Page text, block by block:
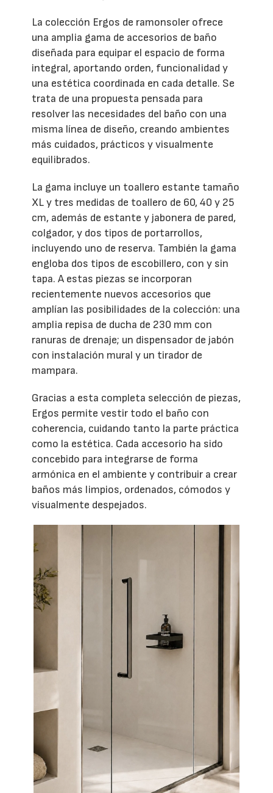
La colección Ergos de ramonsoler ofrece
una amplia gama de accesorios de baño
diseñada para equipar el espacio de forma
integral, aportando orden, funcionalidad y
una estética coordinada en cada detalle. Se
trata de una propuesta pensada para
resolver las necesidades del baño con una
misma línea de diseño, creando ambientes
más cuidados, prácticos y visualmente
equilibrados.
La gama incluye un toallero estante tamaño
XL y tres medidas de toallero de 60, 40 y 25
cm, además de estante y jabonera de pared,
colgador, y dos tipos de portarrollos,
incluyendo uno de reserva. También la gama
engloba dos tipos de escobillero, con y sin
tapa. A estas piezas se incorporan
recientemente nuevos accesorios que
amplían las posibilidades de la colección: una
amplia repisa de ducha de 230 mm con
ranuras de drenaje; un dispensador de jabón
con instalación mural y un tirador de
mampara.
Gracias a esta completa selección de piezas,
Ergos permite vestir todo el baño con
coherencia, cuidando tanto la parte práctica
como la estética. Cada accesorio ha sido
concebido para integrarse de forma
armónica en el ambiente y contribuir a crear
baños más limpios, ordenados, cómodos y
visualmente despejados.